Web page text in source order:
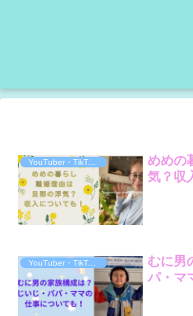
YouTuber・TikToker・ｲﾝﾌﾙｴﾝｻｰ
めめの
気？収
YouTuber・TikToker・ｲﾝﾌﾙｴﾝｻｰ
むに男
パ・マ